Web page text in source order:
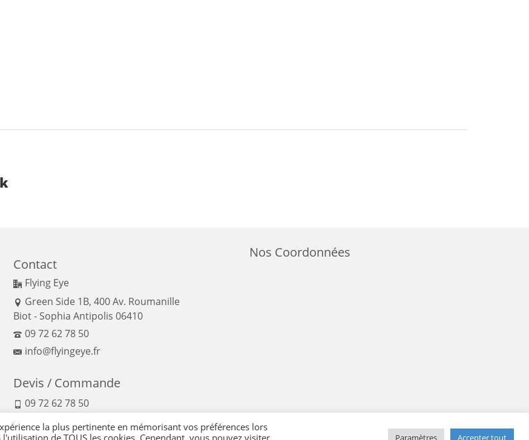
Contact
Flying Eye
Green Side 1B, 400 Av. Roumanille
Biot - Sophia Antipolis 06410
09 72 62 78 50
info@flyingeye.fr
Devis / Commande
09 72 62 78 50
Nos Coordonnées
la plus pertinente en mémorisant vos préférences lors
de TOUS les cookies. Cependant, vous pouvez visiter
Paramètres Accepter tout